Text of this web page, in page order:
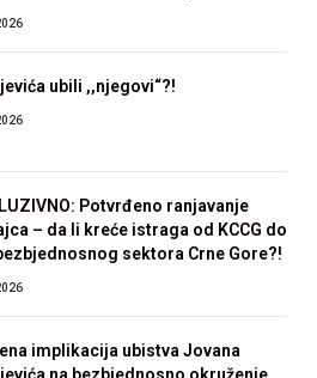
ubili ,,njegovi“?!
Potvrđeno ranjavanje
– da li kreće istraga od KCCG do
sektora Crne Gore?!
implikacija ubistva Jovana